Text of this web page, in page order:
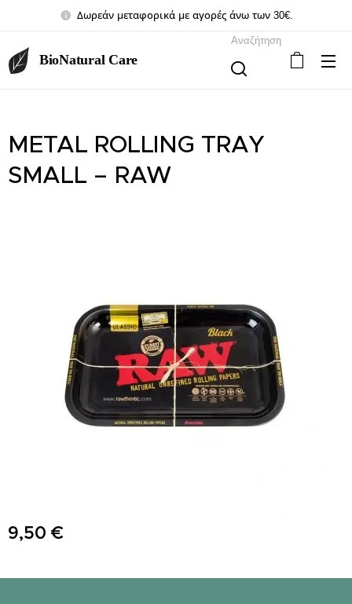
Δωρεάν μεταφορικά με αγορές άνω των 30€.
BioNatural Care
Αναζήτηση
METAL ROLLING TRAY
SMALL – RAW
9,50 €